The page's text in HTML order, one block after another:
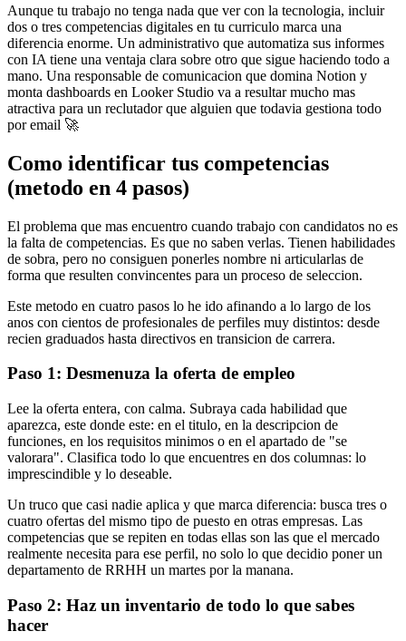
Aunque tu trabajo no tenga nada que ver con la tecnologia, incluir
dos o tres competencias digitales en tu curriculo marca una
diferencia enorme. Un administrativo que automatiza sus informes
con IA tiene una ventaja clara sobre otro que sigue haciendo todo a
mano. Una responsable de comunicacion que domina Notion y
monta dashboards en Looker Studio va a resultar mucho mas
atractiva para un reclutador que alguien que todavia gestiona todo
por email 🚀
Como identificar tus competencias
(metodo en 4 pasos)
El problema que mas encuentro cuando trabajo con candidatos no es
la falta de competencias. Es que no saben verlas. Tienen habilidades
de sobra, pero no consiguen ponerles nombre ni articularlas de
forma que resulten convincentes para un proceso de seleccion.
Este metodo en cuatro pasos lo he ido afinando a lo largo de los
anos con cientos de profesionales de perfiles muy distintos: desde
recien graduados hasta directivos en transicion de carrera.
Paso 1: Desmenuza la oferta de empleo
Lee la oferta entera, con calma. Subraya cada habilidad que
aparezca, este donde este: en el titulo, en la descripcion de
funciones, en los requisitos minimos o en el apartado de "se
valorara". Clasifica todo lo que encuentres en dos columnas: lo
imprescindible y lo deseable.
Un truco que casi nadie aplica y que marca diferencia: busca tres o
cuatro ofertas del mismo tipo de puesto en otras empresas. Las
competencias que se repiten en todas ellas son las que el mercado
realmente necesita para ese perfil, no solo lo que decidio poner un
departamento de RRHH un martes por la manana.
Paso 2: Haz un inventario de todo lo que sabes
hacer